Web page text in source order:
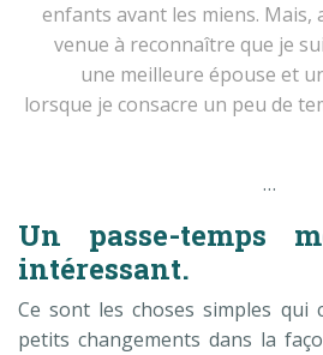
enfants avant les miens. Mais,
venue à reconnaître que je
une meilleure épouse et
lorsque je consacre un peu de
…
Un passe-temps
intéressant.
Ce sont les choses simples qui
petits changements dans la